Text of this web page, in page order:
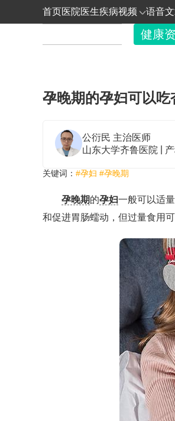
首页医院医生疾病视频 语音
健康
孕晚期的孕妇可以吃
公衍民 主治医师
山东大学齐鲁医院
关键词： #孕妇 #孕晚期
孕晚期的孕妇一般可以适
和促进胃肠蠕动，但过量食用